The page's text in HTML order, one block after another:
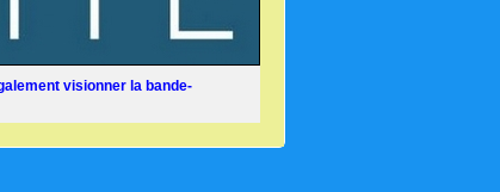
visionner la bande-